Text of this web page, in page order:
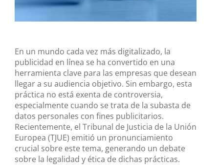
En un mundo cada vez más digitalizado, la
publicidad en línea se ha convertido en una
herramienta clave para las empresas que desean
llegar a su audiencia objetivo. Sin embargo, esta
práctica no está exenta de controversia,
especialmente cuando se trata de la subasta de
datos personales con fines publicitarios.
Recientemente, el Tribunal de Justicia de la Unión
Europea (TJUE) emitió un pronunciamiento
crucial sobre este tema, generando un debate
sobre la legalidad y ética de dichas prácticas.